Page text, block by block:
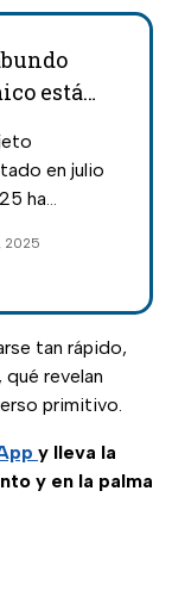
está
podría
nave
cometa
en julio
ha
natural del
o una nave
con
oculto?
2025
tan rápido,
revelan
primitivo.
y lleva la
y en la palma